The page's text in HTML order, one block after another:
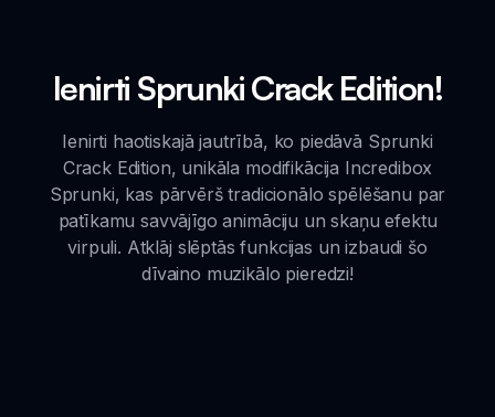
Ienirti Sprunki Crack Edition!
Ienirti haotiskajā jautrībā, ko piedāvā Sprunki
Crack Edition, unikāla modifikācija Incredibox
Sprunki, kas pārvērš tradicionālo spēlēšanu par
patīkamu savvājīgo animāciju un skaņu efektu
virpuli. Atklāj slēptās funkcijas un izbaudi šo
dīvaino muzikālo pieredzi!